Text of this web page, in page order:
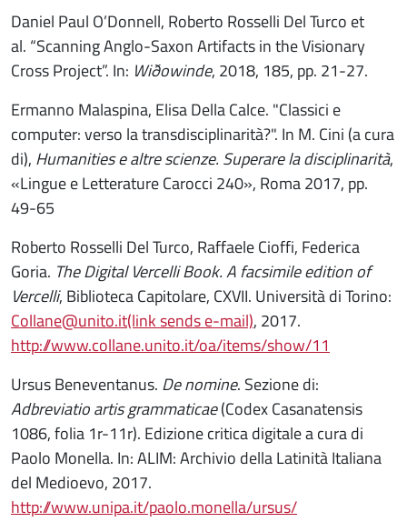
Daniel Paul O’Donnell, Roberto Rosselli Del Turco et
al. “Scanning Anglo-Saxon Artifacts in the Visionary
Cross Project”. In: Wiðowinde, 2018, 185, pp. 21-27.
Ermanno Malaspina, Elisa Della Calce. "Classici e
computer: verso la transdisciplinarità?". In M. Cini (a cura
di), Humanities e altre scienze. Superare la disciplinarità,
«Lingue e Letterature Carocci 240», Roma 2017, pp.
49-65
Roberto Rosselli Del Turco, Raffaele Cioffi, Federica
Goria. The Digital Vercelli Book. A facsimile edition of
Vercelli, Biblioteca Capitolare, CXVII. Università di Torino:
Collane@unito.it(link sends e-mail), 2017.
http://www.collane.unito.it/oa/items/show/11
Ursus Beneventanus. De nomine. Sezione di:
Adbreviatio artis grammaticae(Codex Casanatensis
1086, folia 1r-11r). Edizione critica digitale a cura di
Paolo Monella. In: ALIM: Archivio della Latinità Italiana
del Medioevo, 2017.
http://www.unipa.it/paolo.monella/ursus/